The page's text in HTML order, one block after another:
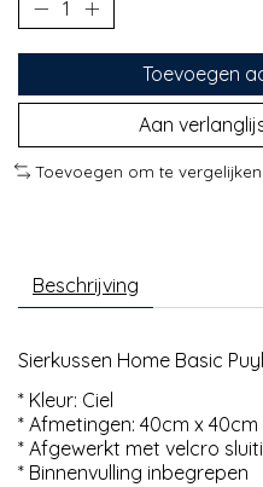
Toevoegen
Aan
Toevoegen om te vergelijken
Beschrijving
Sierkussen Home Basic
* Kleur: Ciel
* Afmetingen: 40cm x 40cm
* Afgewerkt met velcro
* Binnenvulling inbegrepen